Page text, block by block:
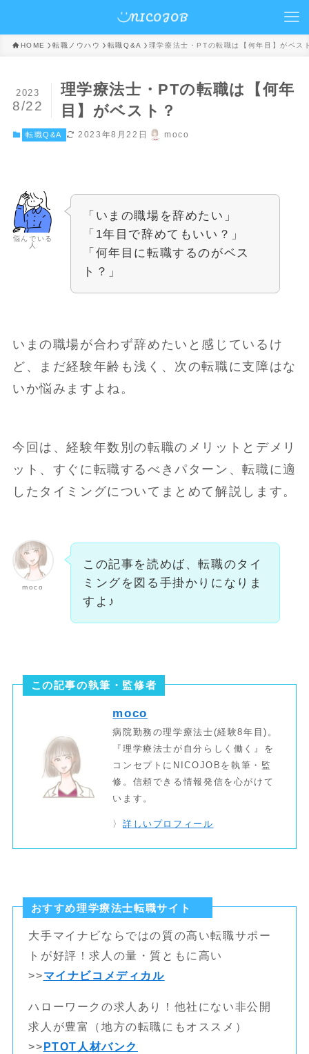
HOME 転職ノウハウ 転職Q&A 理学療法士・PTの転職は【何年目】がベス
理学療法士・PTの転職は【何年
目】がベスト？
2023
8/22
転職Q&A 2023年8月22日 moco
悩んでいる
人
「いまの職場を辞めたい」
「1年目で辞めてもいい？」
「何年目に転職するのがベス
ト？」
いまの職場が合わず辞めたいと感じているけ
ど、まだ経験年齢も浅く、次の転職に支障はな
いか悩みますよね。
今回は、経験年数別の転職のメリットとデメリ
ット、すぐに転職するべきパターン、転職に適
したタイミングについてまとめて解説します。
moco
この記事を読めば、転職のタイ
ミングを図る手掛かりになりま
すよ♪
この記事の執筆・監修者
moco
病院勤務の理学療法士(経験8年目)。
『理学療法士が自分らしく働く』を
コンセプトにNICOJOBを執筆・監
修。信頼できる情報発信を心がけて
います。
〉 詳しいプロフィール
おすすめ理学療法士転職サイト
大手マイナビならではの質の高い転職サポー
トが好評！求人の量・質ともに高い
>>マイナビコメディカル
ハローワークの求人あり！他社にない非公開
求人が豊富（地方の転職にもオススメ）
>> PTOT人材バンク